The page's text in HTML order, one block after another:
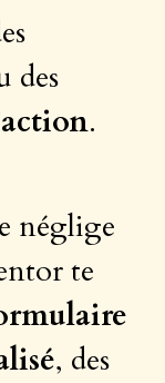
des
.
néglige
te
, des